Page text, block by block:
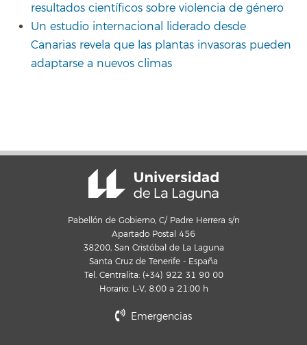
resultados científicos sobre violencia de género
Un estudio internacional liderado desde
Canarias revela que las plantas invasoras pueden
adaptarse a nuevos climas
Pabellón de Gobierno, C/ Padre Herrera s/n
Apartado Postal 456
38200, San Cristóbal de La Laguna
Santa Cruz de Tenerife - España
Tel. Centralita: (+34) 922 31 90 00
Horario: L-V, 8:00 a 21:00 h
Emergencias